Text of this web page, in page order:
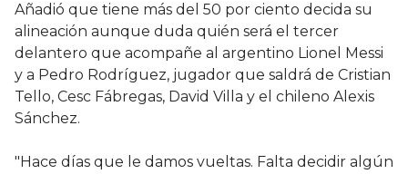
Añadió que tiene más del 50 por ciento decida su
alineación aunque duda quién será el tercer
delantero que acompañe al argentino Lionel Messi
y a Pedro Rodríguez, jugador que saldrá de Cristian
Tello, Cesc Fábregas, David Villa y el chileno Alexis
Sánchez.
"Hace días que le damos vueltas. Falta decidir algún